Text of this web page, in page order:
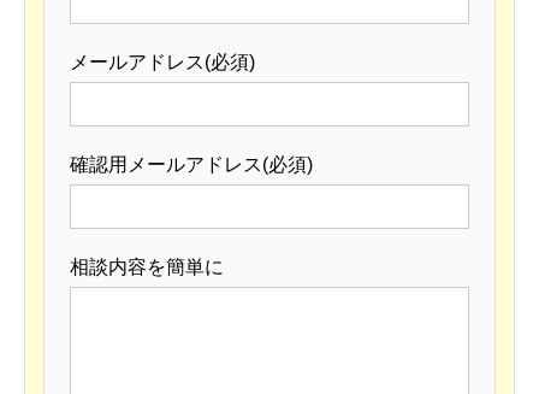
メールアドレス(必須)
確認用メールアドレス(必須)
相談内容を簡単に